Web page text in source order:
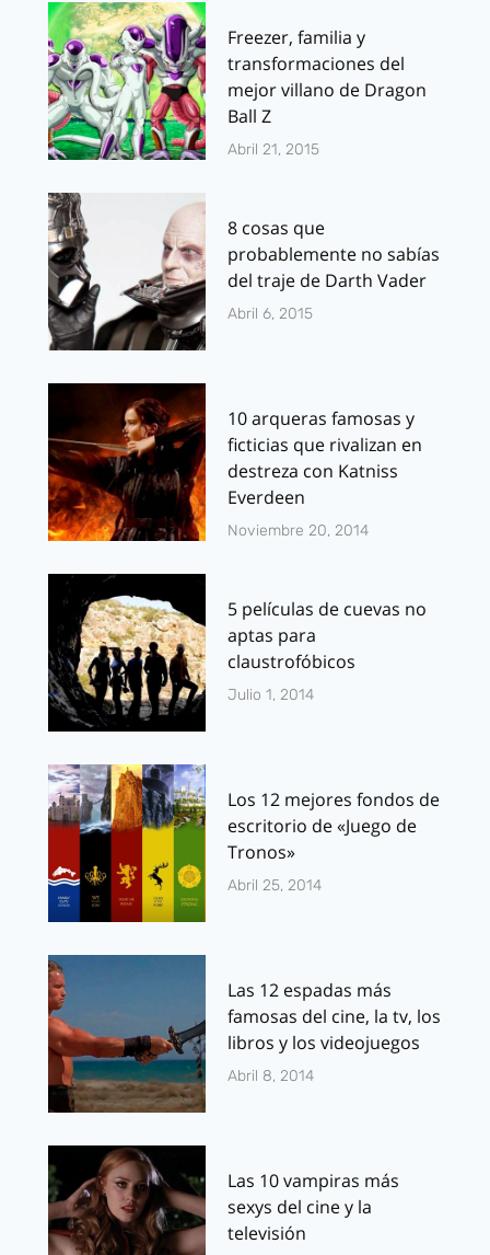
Freezer, familia y
transformaciones del
mejor villano de Dragon
Ball Z
Abril 21, 2015
8 cosas que
probablemente no sabías
del traje de Darth Vader
Abril 6, 2015
10 arqueras famosas y
ficticias que rivalizan en
destreza con Katniss
Everdeen
Noviembre 20, 2014
5 películas de cuevas no
aptas para
claustrofóbicos
Julio 1, 2014
Los 12 mejores fondos de
escritorio de «Juego de
Tronos»
Abril 25, 2014
Las 12 espadas más
famosas del cine, la tv, los
libros y los videojuegos
Abril 8, 2014
Las 10 vampiras más
sexys del cine y la
televisión